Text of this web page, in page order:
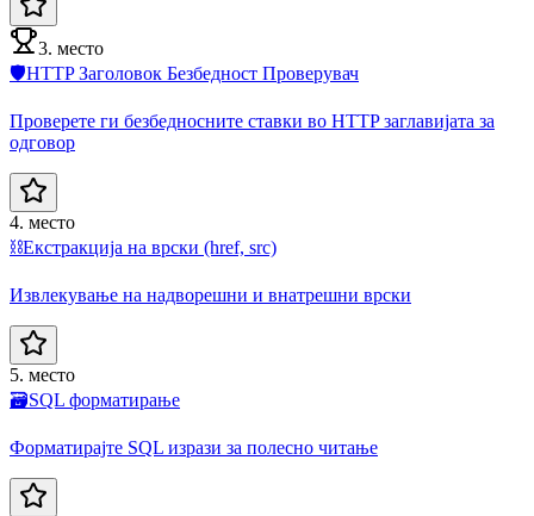
3. место
🛡️HTTP Заголовок Безбедност Проверувач
Проверете ги безбедносните ставки во HTTP заглавијата за
одговор
4. место
⛓️Екстракција на врски (href, src)
Извлекување на надворешни и внатрешни врски
5. место
🗃️SQL форматирање
Форматирајте SQL изрази за полесно читање